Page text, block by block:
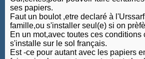
ses papiers.
Faut un boulot ,etre declaré à
famille,ou s'installer seul(e) si on
En un mot,avec toutes ces conditions
s'installe sur le sol français.
Est -ce pour autant avec les papiers